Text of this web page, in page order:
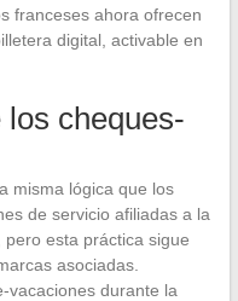
franceses ahora ofrecen
digital, activable en
cheques-
misma lógica que los
de servicio afiliadas a la
esta práctica sigue
asociadas.
vacaciones durante la